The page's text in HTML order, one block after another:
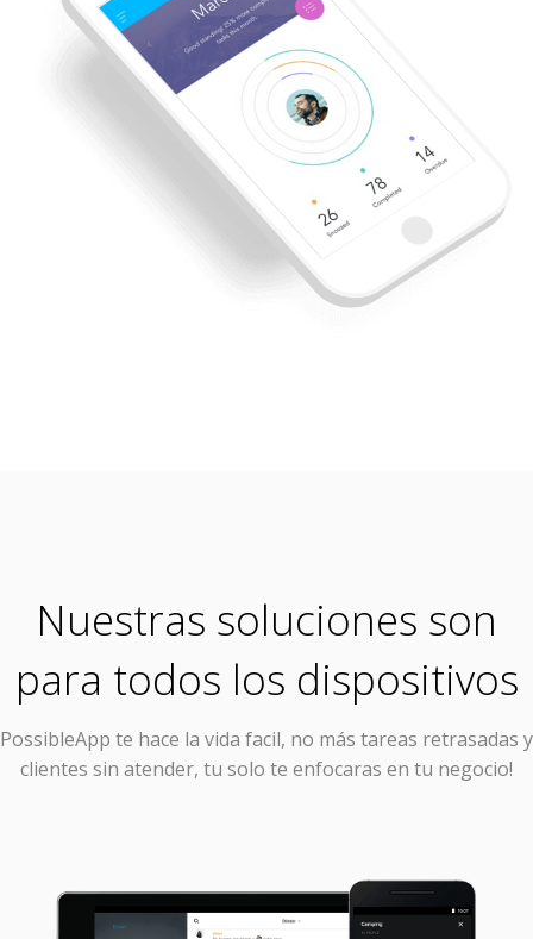
Nuestras soluciones son
para todos los dispositivos
PossibleApp te hace la vida facil, no más tareas retrasadas y
clientes sin atender, tu solo te enfocaras en tu negocio!